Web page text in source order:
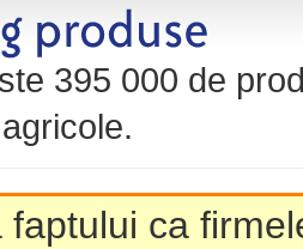
395 000 de
faptului ca